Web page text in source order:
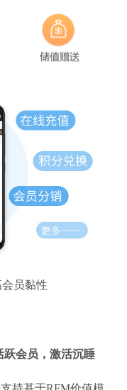
员黏性
会员，激活沉睡